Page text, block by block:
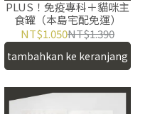
PLUS！免疫專科＋貓咪主
食罐（本島宅配免運）
NT$1.050NT$1.390
tambahkan ke keranjang